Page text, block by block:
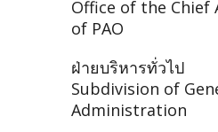
Office of the
of PAO
ฝ่ายบริหารทั่วไป
Subdivision of
Administration